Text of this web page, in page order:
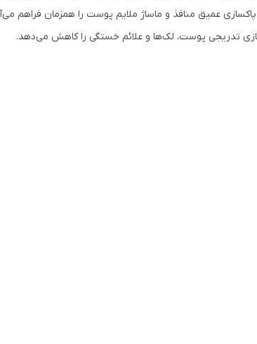
عمیق منافذ و ماساژ ملایم پوست را همزمان فراهم
تدریجی پوست، لک‌ها و علائم خستگی را کاهش می‌دهد.